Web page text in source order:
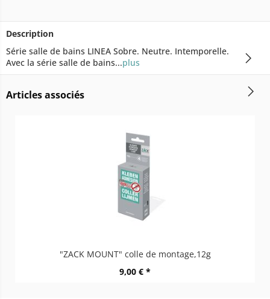
Description
Série salle de bains LINEA Sobre. Neutre. Intemporelle.
Avec la série salle de bains...plus
Articles associés
"ZACK MOUNT" colle de montage,12g
9,00 € *